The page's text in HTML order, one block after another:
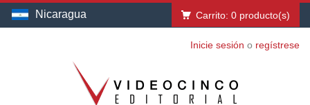
Nicaragua Carrito: 0 producto(s)
Inicie sesión o regístrese